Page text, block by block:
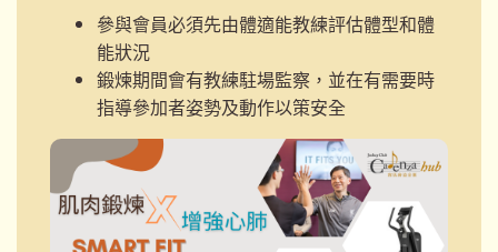
參與會員必須先由體適能教練評估體型和體
能狀況
鍛煉期間會有教練駐場監察，並在有需要時
指導參加者姿勢及動作以策安全